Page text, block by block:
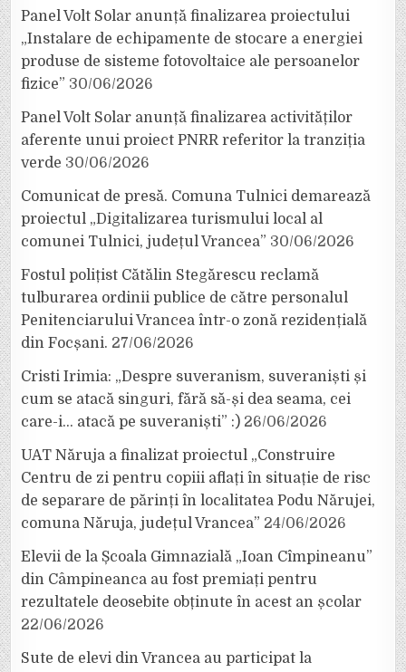
Panel Volt Solar anunță finalizarea proiectului
„Instalare de echipamente de stocare a energiei
produse de sisteme fotovoltaice ale persoanelor
fizice” 30/06/2026
Panel Volt Solar anunță finalizarea activităților
aferente unui proiect PNRR referitor la tranziția
verde 30/06/2026
Comunicat de presă. Comuna Tulnici demarează
proiectul „Digitalizarea turismului local al
comunei Tulnici, județul Vrancea” 30/06/2026
Fostul polițist Cătălin Stegărescu reclamă
tulburarea ordinii publice de către personalul
Penitenciarului Vrancea într-o zonă rezidențială
din Focșani. 27/06/2026
Cristi Irimia: „Despre suveranism, suveraniști și
cum se atacă singuri, fără să-și dea seama, cei
care-i… atacă pe suveraniști” :) 26/06/2026
UAT Năruja a finalizat proiectul „Construire
Centru de zi pentru copiii aflați în situație de risc
de separare de părinți în localitatea Podu Nărujei,
comuna Năruja, județul Vrancea” 24/06/2026
Elevii de la Școala Gimnazială „Ioan Cîmpineanu”
din Câmpineanca au fost premiați pentru
rezultatele deosebite obținute în acest an școlar
22/06/2026
Sute de elevi din Vrancea au participat la